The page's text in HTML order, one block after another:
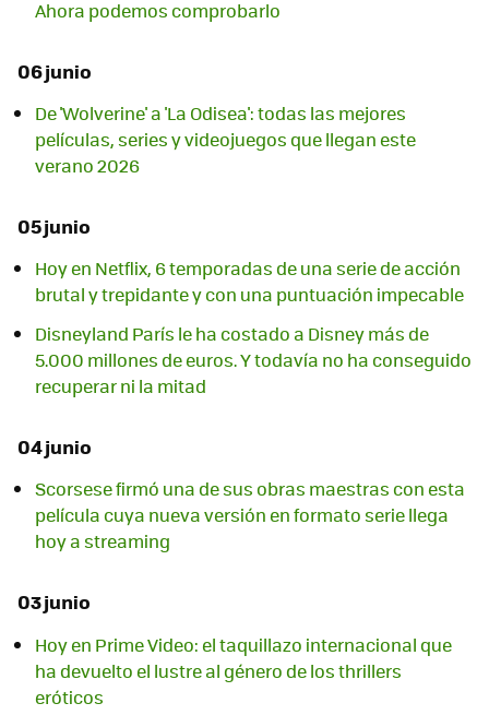
Ahora podemos comprobarlo
06 junio
De 'Wolverine' a 'La Odisea': todas las mejores
películas, series y videojuegos que llegan este
verano 2026
05 junio
Hoy en Netflix, 6 temporadas de una serie de acción
brutal y trepidante y con una puntuación impecable
Disneyland París le ha costado a Disney más de
5.000 millones de euros. Y todavía no ha conseguido
recuperar ni la mitad
04 junio
Scorsese firmó una de sus obras maestras con esta
película cuya nueva versión en formato serie llega
hoy a streaming
03 junio
Hoy en Prime Video: el taquillazo internacional que
ha devuelto el lustre al género de los thrillers
eróticos